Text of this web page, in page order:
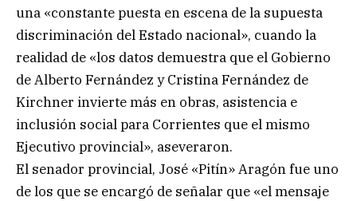
una «constante puesta en escena de la supuesta
discriminación del Estado nacional», cuando la
realidad de «los datos demuestra que el Gobierno
de Alberto Fernández y Cristina Fernández de
Kirchner invierte más en obras, asistencia e
inclusión social para Corrientes que el mismo
Ejecutivo provincial», aseveraron.
El senador provincial, José «Pitín» Aragón fue uno
de los que se encargó de señalar que «el mensaje